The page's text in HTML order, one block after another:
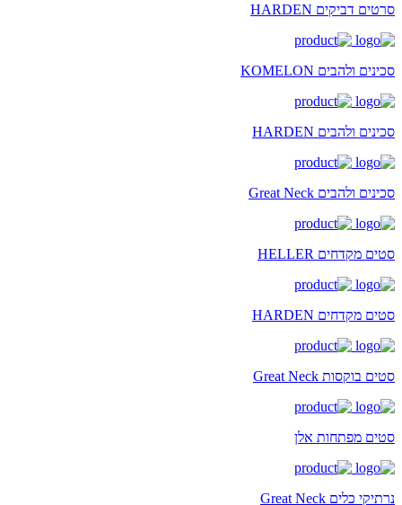
סרטים דביקים HARDEN
סכינים ולהבים KOMELON
סכינים ולהבים HARDEN
סכינים ולהבים Great Neck
סטים מקדחים HELLER
סטים מקדחים HARDEN
סטים בוקסות Great Neck
סטים מפתחות אלן
נרתיקי כלים Great Neck